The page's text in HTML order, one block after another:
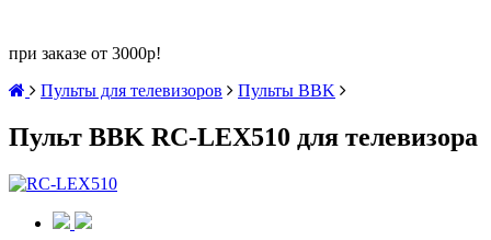
при заказе от 3000р!
Пульты для телевизоров
Пульты BBK
Пульт BBK RC-LEX510 для телевизора